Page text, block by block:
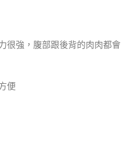
很強，腹部跟後背的肉肉都會
便